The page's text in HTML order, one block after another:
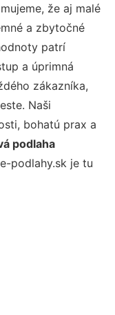
že aj malé
a zbytočné
patrí
a úprimná
zákazníka,
Naši
bohatú prax a
podlaha
podlahy.sk je tu